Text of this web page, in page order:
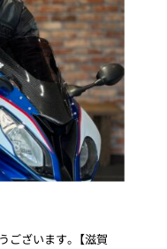
ございます。【滋賀